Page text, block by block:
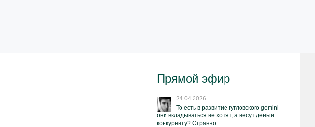
Прямой эфир
24.04.2026
То есть в развитие гугловского gemini
они вкладываться не хотят, а несут деньги
конкуренту? Странно...